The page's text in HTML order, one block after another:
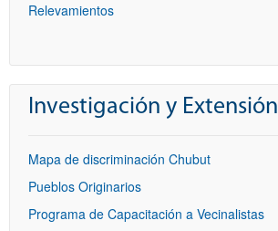
Relevamientos
Investigación y Extensión
Mapa de discriminación Chubut
Pueblos Originarios
Programa de Capacitación a Vecinalistas